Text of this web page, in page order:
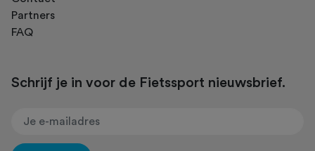
Partners
FAQ
Schrijf je in voor de Fietssport nieuwsbrief.